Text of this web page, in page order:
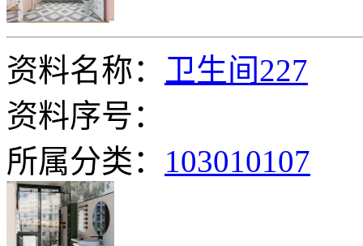
资料名称： 卫生间227
资料序号：
所属分类： 103010107